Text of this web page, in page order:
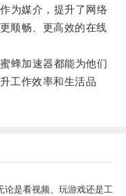
为媒介，提升了网络
顺畅、更高效的在线
蜂加速器都能为他们
工作效率和生活品
论是看视频、玩游戏还是工